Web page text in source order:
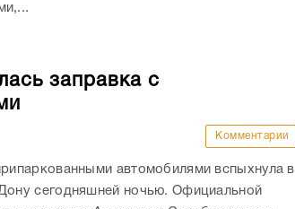
заправка с
Комментарии
автомобилями вспыхнула в
сегодняшней ночью. Официальной